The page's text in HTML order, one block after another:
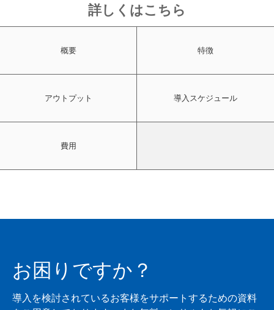
詳しくはこちら
概要 特徴
アウトプット 導入スケジュール
費用
お困りですか？
導入を検討されているお客様をサポートするための資料